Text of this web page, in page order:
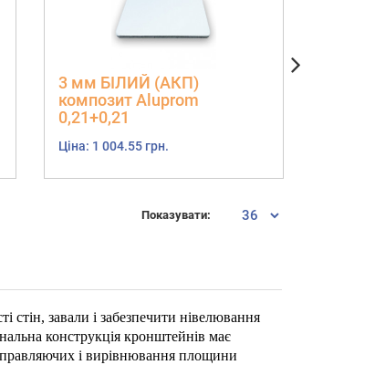
3 мм БІЛИЙ (АКП)
композит Aluprom
0,21+0,21
Ціна: 1 004.55 грн.
Показувати:
стін, завали і забезпечити нівелювання
конструкція кронштейнів має
і вирівнювання площини